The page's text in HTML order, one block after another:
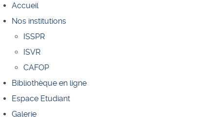
Accueil
Nos institutions
ISSPR
ISVR
CAFOP
Bibliothèque en ligne
Espace Etudiant
Galerie